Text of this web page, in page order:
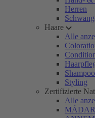
Herren
Haare
Alle
Shampoo
Styling
Zertifizierte
Alle